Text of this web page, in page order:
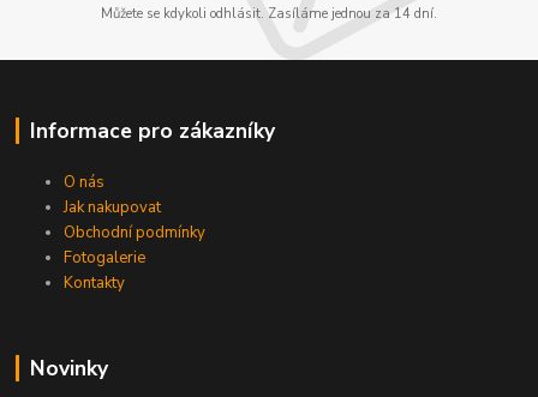
Můžete se kdykoli odhlásit. Zasíláme jednou za 14 dní.
Informace pro zákazníky
O nás
Jak nakupovat
Obchodní podmínky
Fotogalerie
Kontakty
Novinky